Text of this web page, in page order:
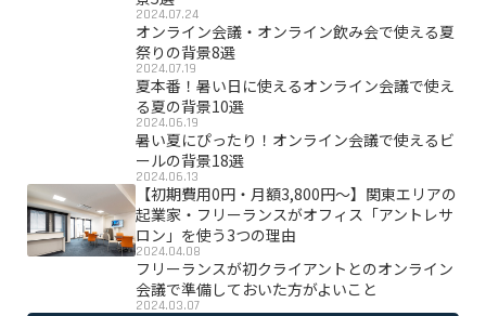
2024.07.24
オンライン会議・オンライン飲み会で使える夏
祭りの背景8選
2024.07.19
夏本番！暑い日に使えるオンライン会議で使え
る夏の背景10選
2024.06.19
暑い夏にぴったり！オンライン会議で使えるビ
ールの背景18選
2024.06.13
【初期費用0円・月額3,800円〜】関東エリアの
起業家・フリーランスがオフィス「アントレサ
ロン」を使う3つの理由
2024.04.08
フリーランスが初クライアントとのオンライン
会議で準備しておいた方がよいこと
2024.03.07